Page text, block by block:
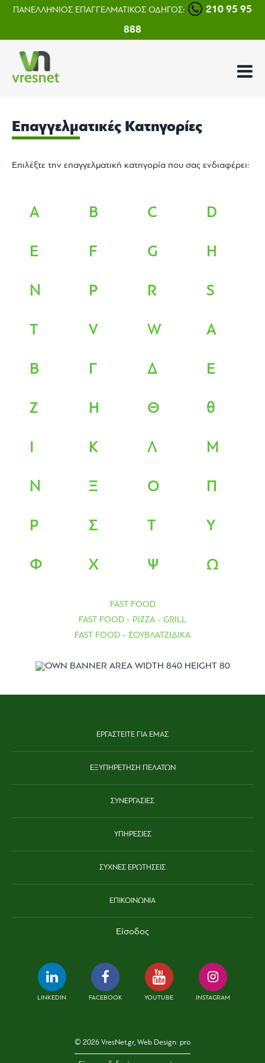
ΠΑΝΕΛΛΗΝΙΟΣ ΕΠΑΓΓΕΛΜΑΤΙΚΟΣ ΟΔΗΓΟΣ:
210 95 95
888
Επαγγελματικές Κατηγορίες
Επιλέξτε την επαγγελματική κατηγορία που σας ενδιαφέρει:
A B C D
E F G H
N P R S
T V W Α
Β Γ Δ Ε
Ζ Η Θ θ
Ι Κ Λ Μ
Ν Ξ Ο Π
Ρ Σ Τ Υ
Φ Χ Ψ Ω
FAST FOOD
FAST FOOD - PIZZA - GRILL
FAST FOOD - ΣΟΥΒΛΑΤΖΙΔΙΚA
ΕΡΓΑΣΤΕΙΤΕ ΓΙΑ ΕΜΑΣ
ΕΞΥΠΗΡΕΤΗΣΗ ΠΕΛΑΤΩΝ
ΣΥΝΕΡΓΑΣΙΕΣ
ΥΠΗΡΕΣΙΕΣ
ΣΥΧΝΕΣ ΕΡΩΤΗΣΕΙΣ
ΕΠΙΚΟΙΝΩΝΙΑ
Είσοδος
LINKEDIN FACEBOOK YOUTUBE INSTAGRAM
© 2026 VresNet.gr, Web Design: pro